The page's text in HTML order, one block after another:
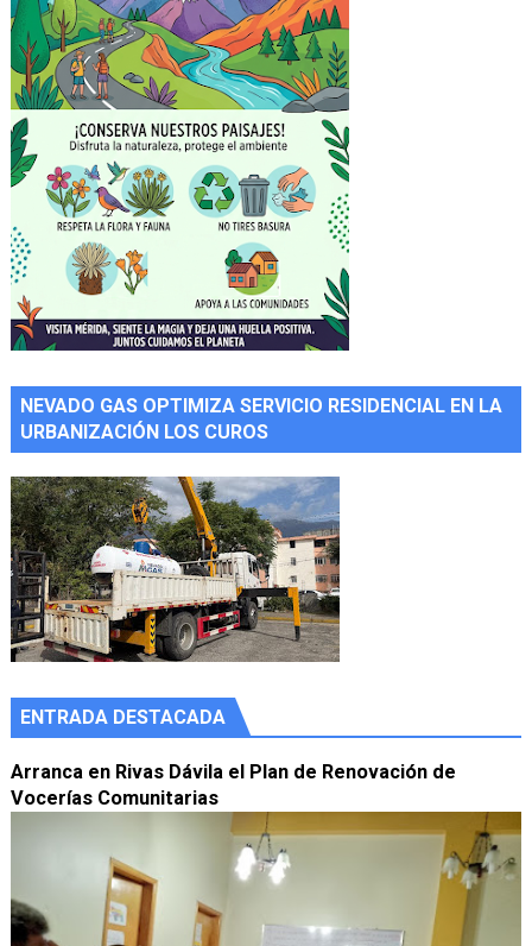
NEVADO GAS OPTIMIZA SERVICIO RESIDENCIAL EN LA
URBANIZACIÓN LOS CUROS
ENTRADA DESTACADA
Arranca en Rivas Dávila el Plan de Renovación de
Vocerías Comunitarias